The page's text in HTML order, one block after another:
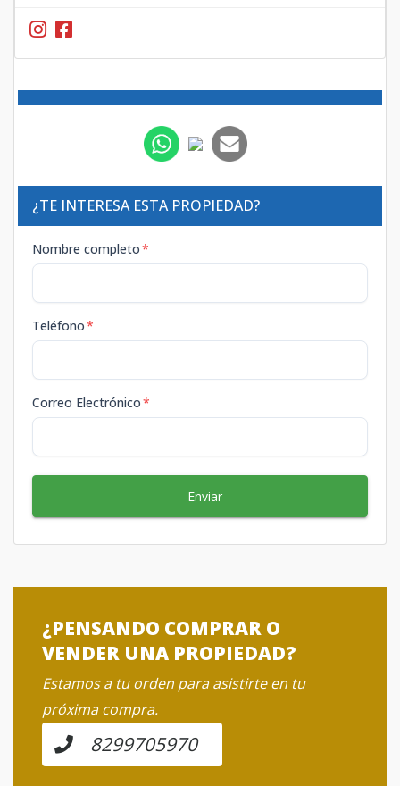
¿TE INTERESA ESTA PROPIEDAD?
Nombre completo*
Teléfono*
Correo Electrónico*
Enviar
¿PENSANDO COMPRAR O
VENDER UNA PROPIEDAD?
Estamos a tu orden para asistirte en tu
próxima compra.
8299705970